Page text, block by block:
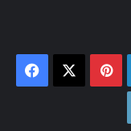
Facebook